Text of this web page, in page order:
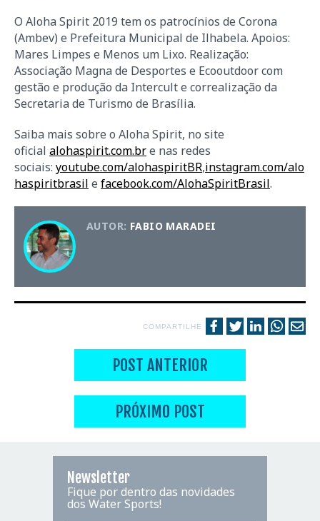
O Aloha Spirit 2019 tem os patrocínios de Corona
(Ambev) e Prefeitura Municipal de Ilhabela. Apoios:
Mares Limpes e Menos um Lixo. Realização:
Associação Magna de Desportes e Ecooutdoor com
gestão e produção da Intercult e correalização da
Secretaria de Turismo de Brasília.
Saiba mais sobre o Aloha Spirit, no site
oficial alohaspirit.com.bre nas redes
sociais: youtube.com/alohaspiritBR,instagram.com/alo
haspiritbrasil e facebook.com/AlohaSpiritBrasil.
AUTOR: FABIO MARADEI
COMPARTILHE
POST ANTERIOR
PRÓXIMO POST
Newsletter
Fique por dentro das novidades
dos Water Sports!